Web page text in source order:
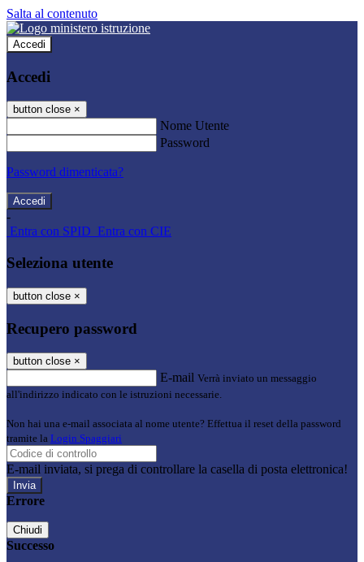
Salta al contenuto
Accedi
Accedi
button close ×
Nome Utente
Password
Password dimenticata?
-
Entra con SPID Entra con CIE
Seleziona utente
button close ×
Recupero password
button close ×
E-mail Verrà inviato un messaggio
all'indirizzo indicato con le istruzioni necessarie.
Non hai una e-mail associata al nome utente? Effettua il reset della password
tramite la Login Spaggiari
E-mail inviata, si prega di controllare la casella di posta elettronica!
Errore
Chiudi
Successo